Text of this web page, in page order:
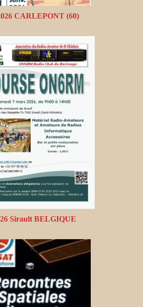
CARLEPONT (60)
Sirault BELGIQUE